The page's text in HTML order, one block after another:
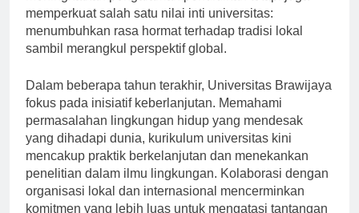
meningkatkan pengalaman pendidikan tetapi juga
memperkuat salah satu nilai inti universitas:
menumbuhkan rasa hormat terhadap tradisi lokal
Dalam beberapa tahun terakhir, Universitas Brawijaya
fokus pada inisiatif keberlanjutan. Memahami
permasalahan lingkungan hidup yang mendesak
yang dihadapi dunia, kurikulum universitas kini
mencakup praktik berkelanjutan dan menekankan
penelitian dalam ilmu lingkungan. Kolaborasi dengan
organisasi lokal dan internasional mencerminkan